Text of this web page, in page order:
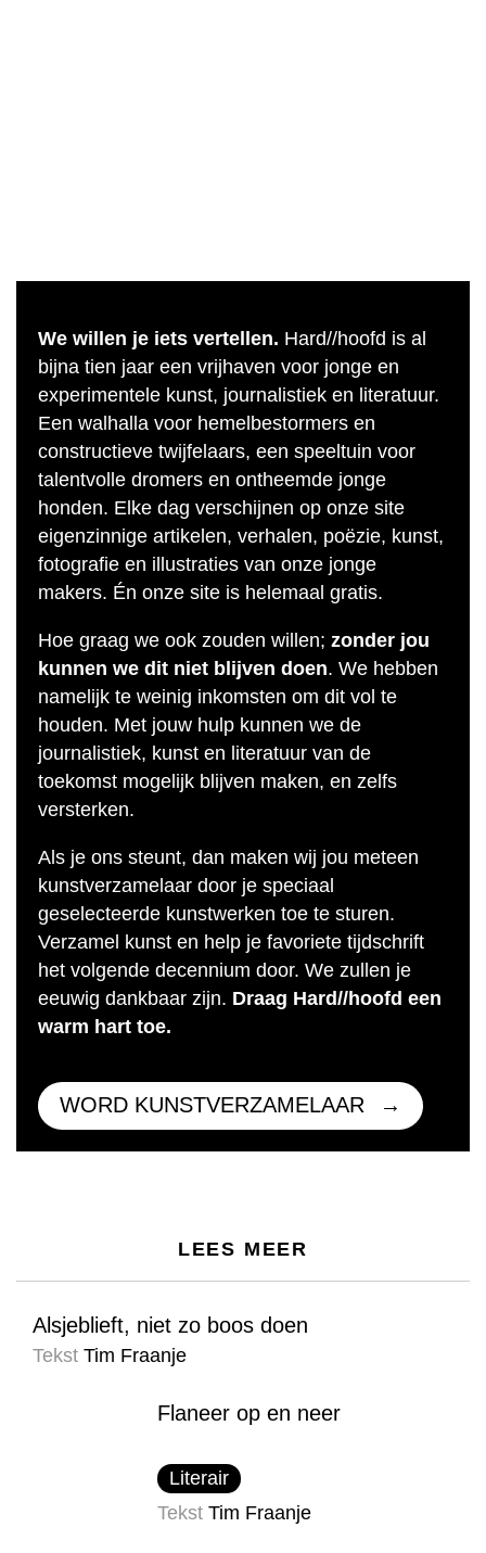
We willen je iets vertellen. Hard//hoofd is al
bijna tien jaar een vrijhaven voor jonge en
experimentele kunst, journalistiek en literatuur.
Een walhalla voor hemelbestormers en
constructieve twijfelaars, een speeltuin voor
talentvolle dromers en ontheemde jonge
honden. Elke dag verschijnen op onze site
eigenzinnige artikelen, verhalen, poëzie, kunst,
fotografie en illustraties van onze jonge
makers. Én onze site is helemaal gratis.
Hoe graag we ook zouden willen; zonder jou
kunnen we dit niet blijven doen. We hebben
namelijk te weinig inkomsten om dit vol te
houden. Met jouw hulp kunnen we de
journalistiek, kunst en literatuur van de
toekomst mogelijk blijven maken, en zelfs
versterken.
Als je ons steunt, dan maken wij jou meteen
kunstverzamelaar door je speciaal
geselecteerde kunstwerken toe te sturen.
Verzamel kunst en help je favoriete tijdschrift
het volgende decennium door. We zullen je
eeuwig dankbaar zijn. Draag Hard//hoofd een
warm hart toe.
WORD KUNSTVERZAMELAAR
LEES MEER
Alsjeblieft, niet zo boos doen
Tekst Tim Fraanje
Flaneer op en neer
Literair
Tekst Tim Fraanje